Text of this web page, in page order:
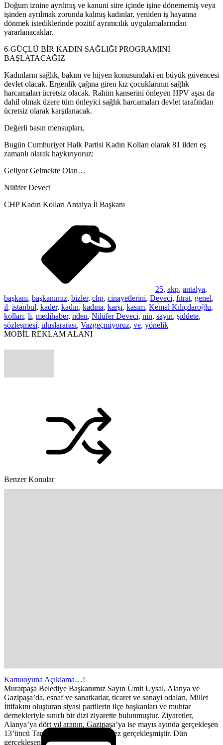
Doğum iznine ayrılmış ve kanuni süre içinde işine dönememiş veya
işinden ayrılmak zorunda kalmış kadınlar, yeniden iş hayatına
dönmek istediklerinde pozitif ayrımcılık uygulamalarından
yararlanacaklar.
6-GÜÇLÜ BİR KADIN SAĞLIĞI PROGRAMINI
BAŞLATACAĞIZ
Kadınların sağlık, bakım ve hijyen konusundaki en büyük güvencesi
devlet olacak. Ergenlik çağına giren kız çocuklarının sağlık
harcamaları ücretsiz olacak. Rahim kanserini önleyen HPV aşısı da
dahil olmak üzere tüm önleyici sağlık harcamaları devlet tarafından
ücretsiz olarak karşılanacak.
Değerli basın mensupları,
Bugün Cumhuriyet Halk Partisi Kadın Kolları olarak 81 ilden eş
zamanlı olarak haykırıyoruz:
Geliyor Gelmekte Olan…
Nilüfer Deveci
CHP Kadın Kolları Antalya İl Başkanı
25, akp, antalya,
başkanı, başkanımız, bizler, chp, cinayetlerini, Deveci, fıtrat, genel,
il, istanbul, kader, kadın, kadına, karşı, kasım, Kemal Kılıçdaroğlu,
kolları, li, medihaber, nden, Nilüfer Deveci, nin, sayın, şiddete,
sözleşmesi, uluslararası, Vazgeçmiyoruz, ve, yönelik
MOBİL REKLAM ALANI
Benzer Konular
Kamuoyuna Açıklama…!
Muratpaşa Belediye Başkanımız Sayın Ümit Uysal, Alanya ve
Gazipaşa’da, esnaf ve sanatkarlar, ticaret ve sanayi odaları, Millet
İttifakını oluşturan siyasi partilerin ilçe başkanları ve muhtar
dernekleriyle sınırlı bir dizi ziyarette bulunmuştur. Ziyaretler,
Alanya’ya dört yıl aranın, Gazipaşa’ya ise mayıs ayında gerçekleşen
13’üncü Tarım Fuarı ardından ilk kez gerçekleşmiştir. Dün
gerçekleşen...